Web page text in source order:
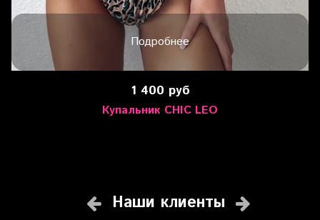
Подробнее
1 400 руб
Купальник CHIC LEO
Наши клиенты